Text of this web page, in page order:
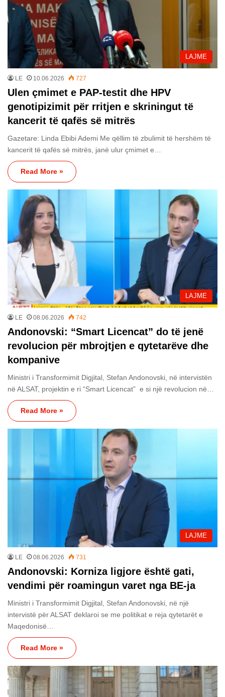
LAJME
LE 10.06.2026 727
Ulen çmimet e PAP-testit dhe HPV
genotipizimit për rritjen e skriningut të
kancerit të qafës së mitrës
Gazetare: Linda Ebibi Ademi Me qëllim të zbulimit të hershëm të
kancerit të qafës së mitrës, janë ulur çmimet e…
Read More »
LAJME
LE 08.06.2026 742
Andonovski: “Smart Licencat” do të jenë
revolucion për mbrojtjen e qytetarëve dhe
kompanive
Ministri i Transformimit Digjital, Stefan Andonovski, në intervistën
në ALSAT, projektin e ri “Smart Licencat” e si një revolucion në…
Read More »
LAJME
LE 08.06.2026 731
Andonovski: Korniza ligjore është gati,
vendimi për roamingun varet nga BE-ja
Ministri i Transformimit Digjital, Stefan Andonovski, në një
intervistë për ALSAT deklaroi se me politikat e reja qytetarët e
Maqedonisë…
Read More »